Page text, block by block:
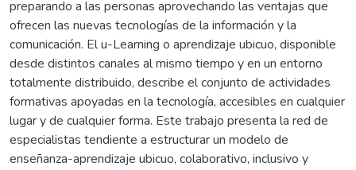
preparando a las personas aprovechando las ventajas que
ofrecen las nuevas tecnologías de la información y la
comunicación. El u-Learning o aprendizaje ubicuo, disponible
desde distintos canales al mismo tiempo y en un entorno
totalmente distribuido, describe el conjunto de actividades
formativas apoyadas en la tecnología, accesibles en cualquier
lugar y de cualquier forma. Este trabajo presenta la red de
especialistas tendiente a estructurar un modelo de
enseñanza-aprendizaje ubicuo, colaborativo, inclusivo y